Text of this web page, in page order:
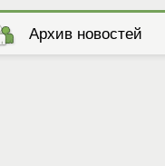
Архив новостей